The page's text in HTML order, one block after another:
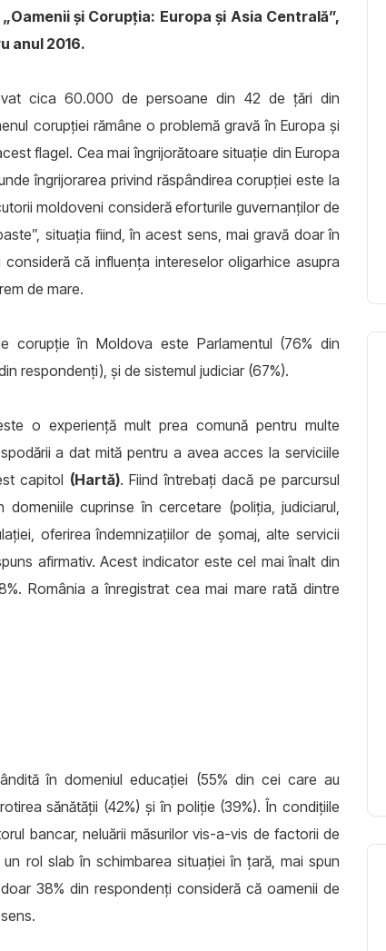
și Corupția: Europa și Asia Centrală”,
anul 2016.
cica 60.000 de persoane din 42 de țări din
corupţiei rămâne o problemă gravă în Europa şi
flagel. Cea mai îngrijorătoare situație din Europa
îngrijorarea privind răspândirea corupției este la
moldoveni consideră eforturile guvernanţilor de
situaţia fiind, în acest sens, mai gravă doar în
că influenţa intereselor oligarhice asupra
de mare.
corupţie în Moldova este Parlamentul (76% din
respondenţi), și de sistemul judiciar (67%).
o experiență mult prea comună pentru multe
a dat mită pentru a avea acces la serviciile
capitol (Hartă). Fiind întrebaţi dacă pe parcursul
cuprinse în cercetare (poliția, judiciarul,
oferirea îndemnizațiilor de șomaj, alte servicii
afirmativ. Acest indicator este cel mai înalt din
România a înregistrat cea mai mare rată dintre
în domeniul educației (55% din cei care au
sănătății (42%) și în poliţie (39%). În condiţiile
bancar, neluării măsurilor vis-a-vis de factorii de
rol slab în schimbarea situaţiei în ţară, mai spun
38% din respondenţi consideră că oamenii de